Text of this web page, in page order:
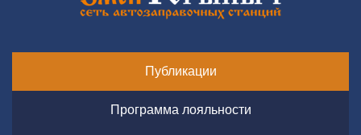
Публикации
Программа лояльности